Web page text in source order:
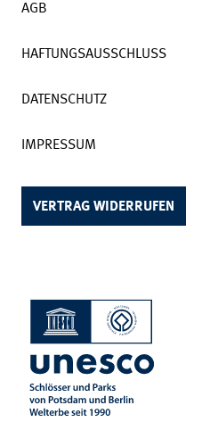
AGB
HAFTUNGSAUSSCHLUSS
DATENSCHUTZ
IMPRESSUM
VERTRAG WIDERRUFEN